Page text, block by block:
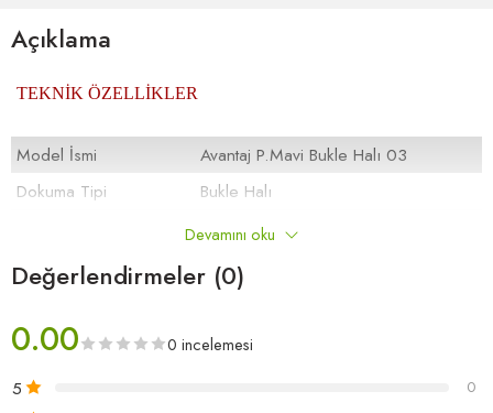
Açıklama
TEKNİK ÖZELLİKLER
Model İsmi
Avantaj P.Mavi Bukle Halı 03
Dokuma Tipi
Bukle Halı
Metrekare
Devamını oku
Değerlendirmeler (0)
0.00 0 incelemesi
5 0